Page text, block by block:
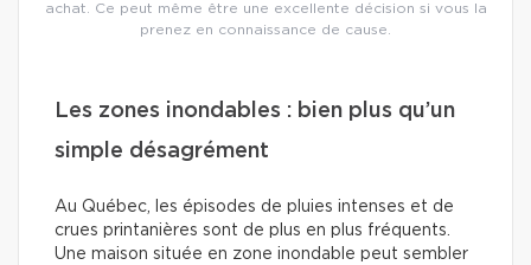
achat. Ce peut même être une excellente décision si vous la
prenez en connaissance de cause.
Les zones inondables : bien plus qu’un
simple désagrément
Au Québec, les épisodes de pluies intenses et de
crues printanières sont de plus en plus fréquents.
Une maison située en zone inondable peut sembler